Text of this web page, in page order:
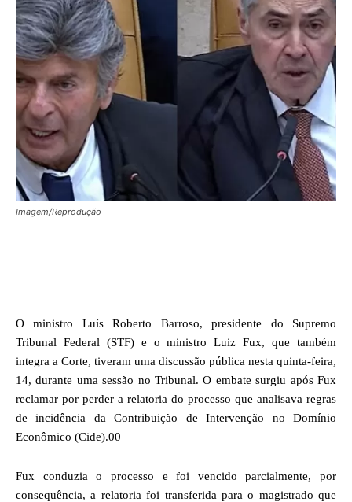
Imagem/Reprodução
O ministro Luís Roberto Barroso, presidente do Supremo
Tribunal Federal (STF) e o ministro Luiz Fux, que também
integra a Corte, tiveram uma discussão pública nesta quinta-feira,
14, durante uma sessão no Tribunal. O embate surgiu após Fux
reclamar por perder a relatoria do processo que analisava regras
de incidência da Contribuição de Intervenção no Domínio
Econômico (Cide).00
Fux conduzia o processo e foi vencido parcialmente, por
consequência, a relatoria foi transferida para o magistrado que